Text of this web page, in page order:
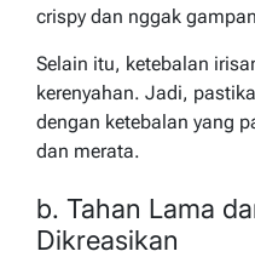
crispy dan nggak
Selain itu, ketebalan
kerenyahan. Jadi,
dengan ketebalan yang
dan merata.
b. Tahan Lama
Dikreasikan